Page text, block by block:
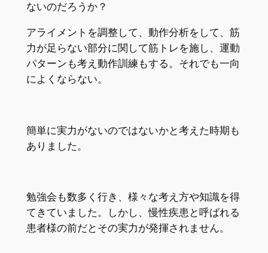
ないのだろうか？
アライメントを調整して、動作分析をして、筋
力が足らない部分に関して筋トレを施し、運動
パターンも考え動作訓練もする。それでも一向
によくならない。
簡単に実力がないのではないかと考えた時期も
ありました。
勉強会も数多く行き、様々な考え方や知識を得
てきていました。しかし、慢性疾患と呼ばれる
患者様の前だとその実力が発揮されません。